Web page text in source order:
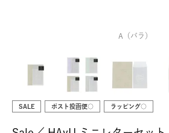
A（バラ）
SALE ポスト投函便○ ラッピング○